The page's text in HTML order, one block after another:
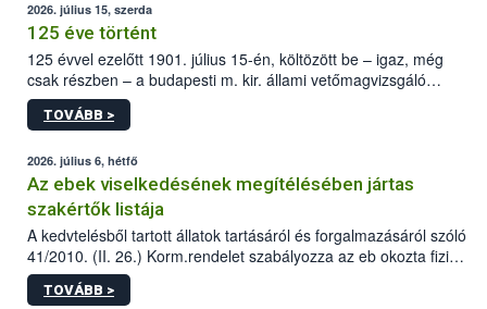
2026. július 15, szerda
125 éve történt
125 évvel ezelőtt 1901. július 15-én, költözött be – igaz, még
csak részben – a budapesti m. kir. állami vetőmagvizsgáló
állomás a Kis Rókus utca 15. szám alatti, Czigler Győző által
tervezett új épületébe.
TOVÁBB >
2026. július 6, hétfő
Az ebek viselkedésének megítélésében jártas
szakértők listája
A kedvtelésből tartott állatok tartásáról és forgalmazásáról szóló
41/2010. (II. 26.) Korm.rendelet szabályozza az eb okozta fizikai
sérülés, illetve ennek veszélye keletkezésekor felmerülő
hatósági feladatokat, valamint a veszélyes eb tartását és annak
TOVÁBB >